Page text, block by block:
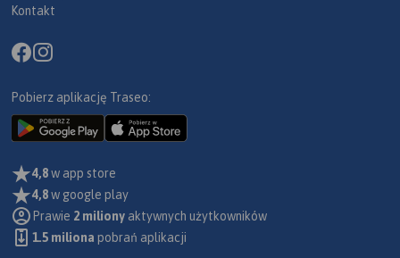
Kontakt
Pobierz aplikację Traseo:
4,8w app store
4,8w google play
Prawie 2 miliony aktywnych użytkowników
1.5 miliona pobrań aplikacji